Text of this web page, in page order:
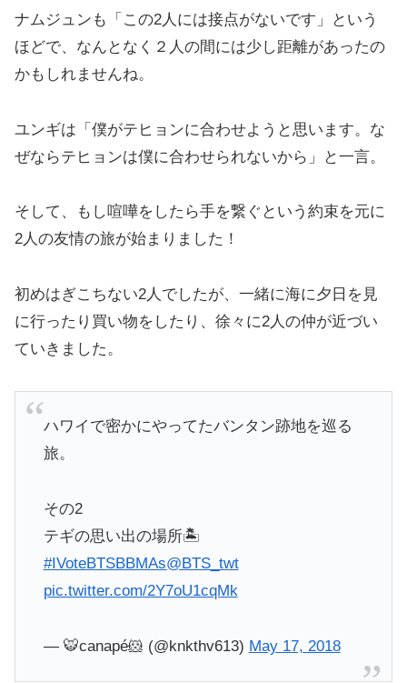
ナムジュンも「この2人には接点がないです」という
ほどで、なんとなく２人の間には少し距離があったの
かもしれませんね。
ユンギは「僕がテヒョンに合わせようと思います。な
ぜならテヒョンは僕に合わせられないから」と一言。
そして、もし喧嘩をしたら手を繋ぐという約束を元に
2人の友情の旅が始まりました！
初めはぎこちない2人でしたが、一緒に海に夕日を見
に行ったり買い物をしたり、徐々に2人の仲が近づい
ていきました。
ハワイで密かにやってたバンタン跡地を巡る
旅。
その2
テギの思い出の場所🏝
#IVoteBTSBBMAs@BTS_twt
pic.twitter.com/2Y7oU1cqMk
— 🐯canapé🐹 (@knkthv613) May 17, 2018